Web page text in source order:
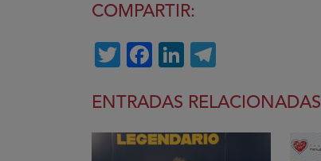
COMPARTIR:
TwitterFacebook
LinkedIn
ENTRADAS RELACIONADAS